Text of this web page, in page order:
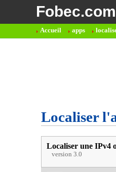
Fobec.com
Accueil apps
Localiser
Localiser une IPv4
version 3.0